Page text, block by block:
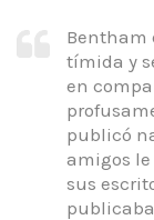
Bentham
tímida y
en
publicó
amigos
sus